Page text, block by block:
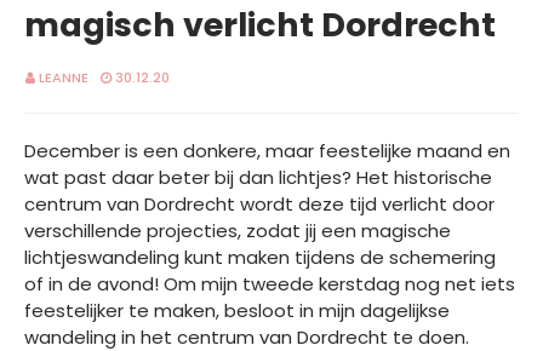
magisch verlicht Dordrecht
LEANNE 30.12.20
December is een donkere, maar feestelijke maand en
wat past daar beter bij dan lichtjes? Het historische
centrum van Dordrecht wordt deze tijd verlicht door
verschillende projecties, zodat jij een magische
lichtjeswandeling kunt maken tijdens de schemering
of in de avond! Om mijn tweede kerstdag nog net iets
feestelijker te maken, besloot in mijn dagelijkse
wandeling in het centrum van Dordrecht te doen.